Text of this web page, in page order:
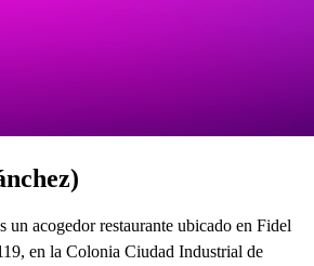
acogedor restaurante ubicado en Fidel
en la Colonia Ciudad Industrial de